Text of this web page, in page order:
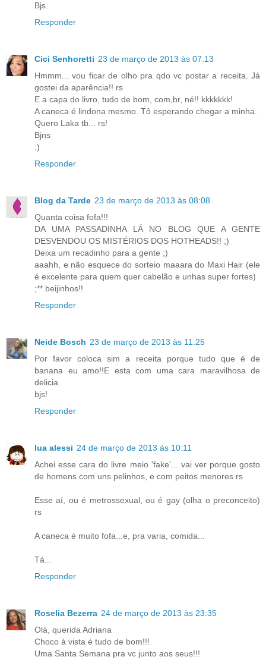
Bjs.
Responder
Cici Senhoretti 23 de março de 2013 às 07:13
Hmmm... vou ficar de olho pra qdo vc postar a receita. Já
gostei da aparência!! rs
E a capa do livro, tudo de bom, com,br, né!! kkkkkkk!
A caneca é lindona mesmo. Tô esperando chegar a minha.
Quero Laka tb... rs!
Bjns
:)
Responder
Blog da Tarde 23 de março de 2013 às 08:08
Quanta coisa fofa!!!
DA UMA PASSADINHA LÁ NO BLOG QUE A GENTE
DESVENDOU OS MISTÉRIOS DOS HOTHEADS!! ;)
Deixa um recadinho para a gente ;)
aaahh, e não esquece do sorteio maaara do Maxi Hair (ele
é excelente para quem quer cabelão e unhas super fortes)
;** beijinhos!!
Responder
Neide Bosch 23 de março de 2013 às 11:25
Por favor coloca sim a receita porque tudo que é de
banana eu amo!!E esta com uma cara maravilhosa de
delicia.
bjs!
Responder
lua alessi 24 de março de 2013 às 10:11
Achei esse cara do livre meio 'fake'... vai ver porque gosto
de homens com uns pelinhos, e com peitos menores rs
Esse aí, ou é metrossexual, ou é gay (olha o preconceito)
rs
A caneca é muito fofa...e, pra varia, comida...
Tá...
Responder
Roselia Bezerra 24 de março de 2013 às 23:35
Olá, querida Adriana
Choco à vista é tudo de bom!!!
Uma Santa Semana pra vc junto aos seus!!!